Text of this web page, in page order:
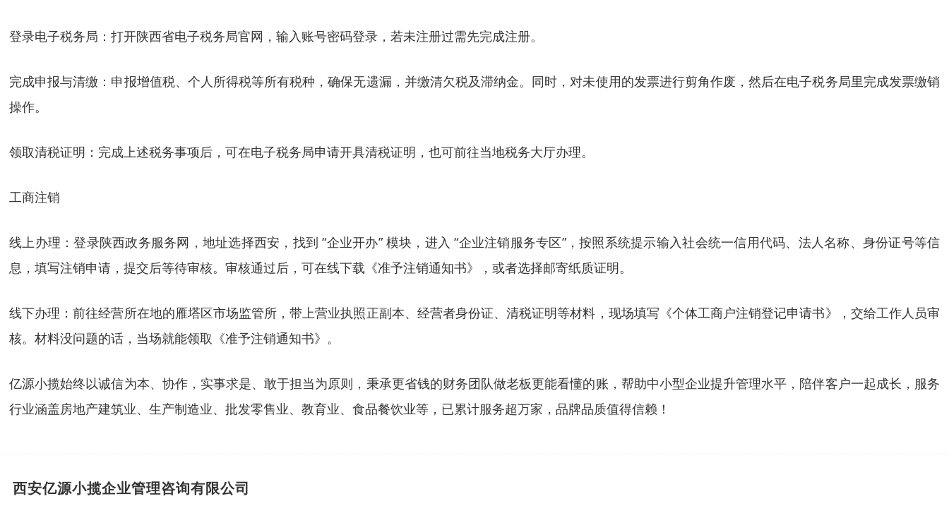
登录电子税务局：打开陕西省电子税务局官网，输入账号密码登录，若未注册过需先完成注册。
完成申报与清缴：申报增值税、个人所得税等所有税种，确保无遗漏，并缴清欠税及滞纳金。同时，对未使用的发票进行剪角作废，然后在电子税务局里完成发票缴销
操作。
领取清税证明：完成上述税务事项后，可在电子税务局申请开具清税证明，也可前往当地税务大厅办理。
工商注销
线上办理：登录陕西政务服务网，地址选择西安，找到 “企业开办”模块，进入“企业注销服务专区”，按照系统提示输入社会统一信用代码、法人名称、身份证号等信
息，填写注销申请，提交后等待审核。审核通过后，可在线下载《准予注销通知书》，或者选择邮寄纸质证明。
线下办理：前往经营所在地的雁塔区市场监管所，带上营业执照正副本、经营者身份证、清税证明等材料，现场填写《个体工商户注销登记申请书》，交给工作人员审
核。材料没问题的话，当场就能领取《准予注销通知书》。
亿源小揽始终以诚信为本、协作，实事求是、敢于担当为原则，秉承更省钱的财务团队做老板更能看懂的账，帮助中小型企业提升管理水平，陪伴客户一起成长，服务
行业涵盖房地产建筑业、生产制造业、批发零售业、教育业、食品餐饮业等，已累计服务超万家，品牌品质值得信赖！
西安亿源小揽企业管理咨询有限公司